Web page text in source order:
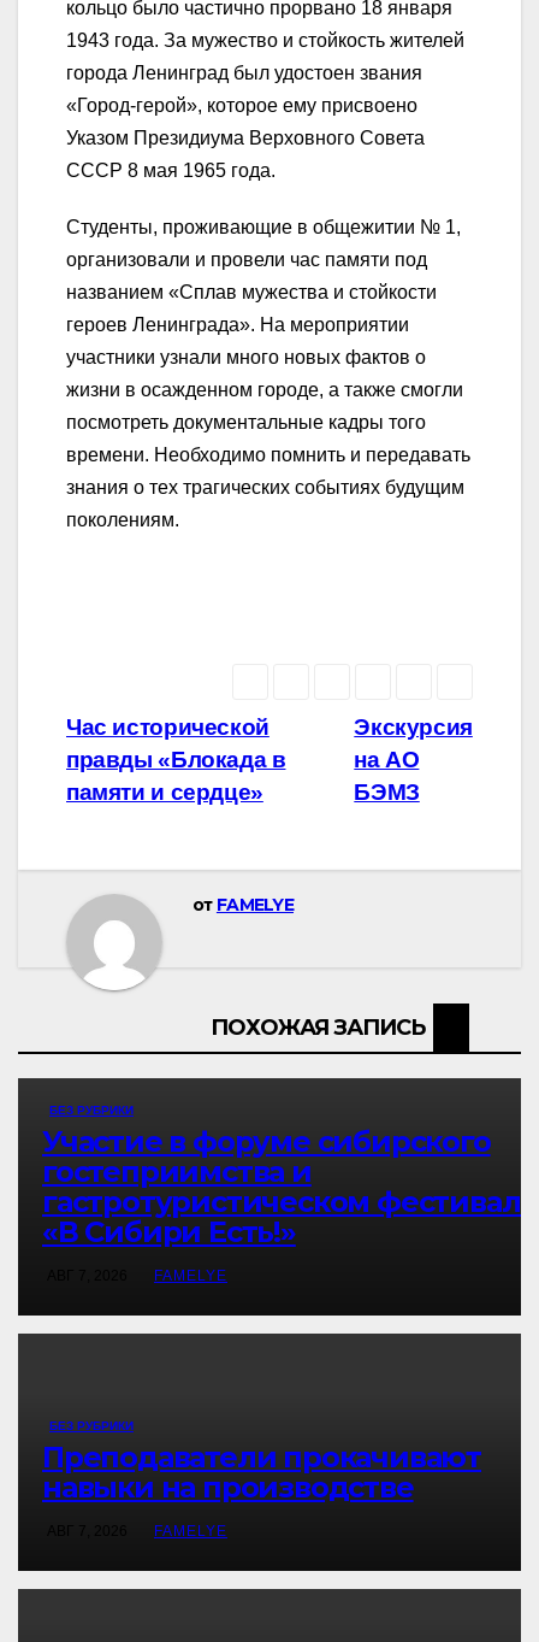
кольцо было частично прорвано 18 января
1943 года. За мужество и стойкость жителей
города Ленинград был удостоен звания
«Город-герой», которое ему присвоено
Указом Президиума Верховного Совета
СССР 8 мая 1965 года.
Студенты, проживающие в общежитии № 1,
организовали и провели час памяти под
названием «Сплав мужества и стойкости
героев Ленинграда». На мероприятии
участники узнали много новых фактов о
жизни в осажденном городе, а также смогли
посмотреть документальные кадры того
времени. Необходимо помнить и передавать
знания о тех трагических событиях будущим
поколениям.
Навигация
по
Экскурсия
на АО
БЭМЗ
Час исторической
правды «Блокада в
памяти и сердце»
от FAMELYE
ПОХОЖАЯ ЗАПИСЬ
БЕЗ РУБРИКИ
Участие в форуме сибирского
гостеприимства и
гастротуристическом фестивале
«В Сибири Есть!»
FAMELYE
БЕЗ РУБРИКИ
Преподаватели прокачивают
навыки на производстве
FAMELYE